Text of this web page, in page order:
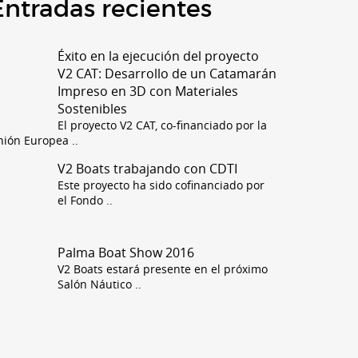
recientes
Éxito en la ejecución del proyecto
V2 CAT: Desarrollo de un Catamarán
Impreso en 3D con Materiales
Sostenibles
El proyecto V2 CAT, co-financiado por la
Europea ..
V2 Boats trabajando con CDTI
Este proyecto ha sido cofinanciado por
el Fondo ..
Palma Boat Show 2016
V2 Boats estará presente en el próximo
Salón Náutico